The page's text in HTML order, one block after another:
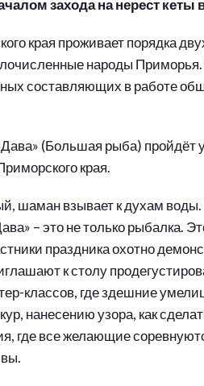
захода на нерест кеты
края проживает порядка
народы Приморья.
составляющих в работе
(Большая рыба) пройдёт
края.
шаман взывает к духам
– это не только рыбалка.
праздника охотно
к столу
классов, где здешние
нанесению узора, как
где все желающие